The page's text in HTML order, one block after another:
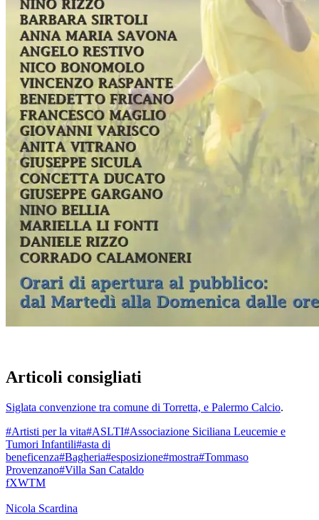
Articoli consigliati
Siglata convenzione tra comune di Torretta, e Palermo Calcio.
#Artisti per la vita#ASLTI#Associazione Siciliana Leucemie e
Tumori Infantili#asta di
beneficenza#Bagheria#esposizione#mostra#Tommaso
Provenzano#Villa San Cataldo
fXWTM
Nicola Scardina